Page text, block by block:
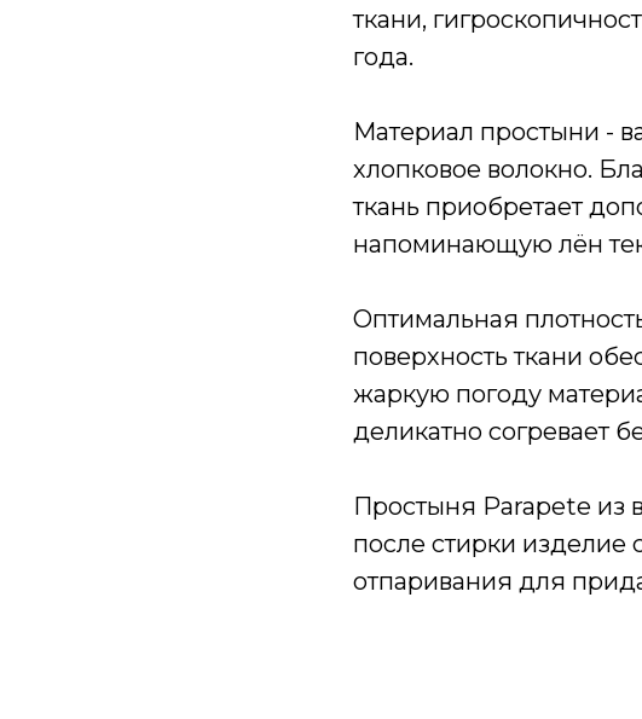
ткани,
года.
Материал простыни -
хлопковое волокно.
ткань приобретает
напоминающую лён
Оптимальная
поверхность ткани
жаркую погоду
деликатно согревает
Простыня Parapete из
после стирки изделие
отпаривания для